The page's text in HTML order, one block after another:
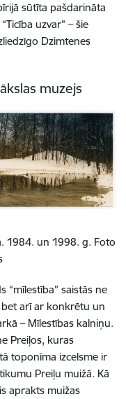
sūtīta pašdarināta
uzvar” – šie
Dzimtenes
muzejs
1984. un 1998. g. Foto
“mīlestība” saistās ne
arī ar konkrētu un
– Mīlestības kalniņu.
Preiļos, kuras
toponīma izcelsme ir
Preiļu muižā. Kā
aprakts muižas